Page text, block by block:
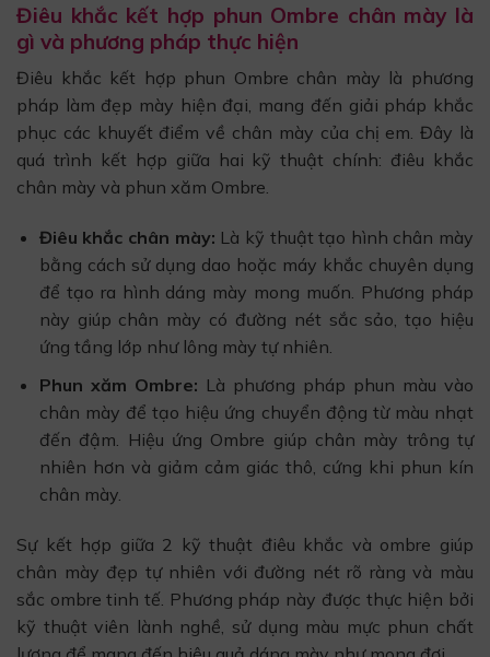
Điêu khắc kết hợp phun Ombre chân mày là
gì và phương pháp thực hiện
Điêu khắc kết hợp phun Ombre chân mày là phương
pháp làm đẹp mày hiện đại, mang đến giải pháp khắc
phục các khuyết điểm về chân mày của chị em. Đây là
quá trình kết hợp giữa hai kỹ thuật chính: điêu khắc
chân mày và phun xăm Ombre.
Điêu khắc chân mày: Là kỹ thuật tạo hình chân mày
bằng cách sử dụng dao hoặc máy khắc chuyên dụng
để tạo ra hình dáng mày mong muốn. Phương pháp
này giúp chân mày có đường nét sắc sảo, tạo hiệu
ứng tầng lớp như lông mày tự nhiên.
Phun xăm Ombre: Là phương pháp phun màu vào
chân mày để tạo hiệu ứng chuyển động từ màu nhạt
đến đậm. Hiệu ứng Ombre giúp chân mày trông tự
nhiên hơn và giảm cảm giác thô, cứng khi phun kín
chân mày.
Sự kết hợp giữa 2 kỹ thuật điêu khắc và ombre giúp
chân mày đẹp tự nhiên với đường nét rõ ràng và màu
sắc ombre tinh tế. Phương pháp này được thực hiện bởi
kỹ thuật viên lành nghề, sử dụng màu mực phun chất